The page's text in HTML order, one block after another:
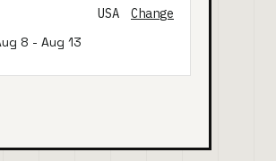
USA
Change
8 - Aug 13